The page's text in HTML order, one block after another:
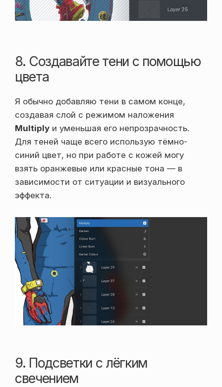
8. Создавайте тени с помощью
цвета
Я обычно добавляю тени в самом конце,
создавая слой с режимом наложения
Multiply и уменьшая его непрозрачность.
Для теней чаще всего использую тёмно-
синий цвет, но при работе с кожей могу
взять оранжевые или красные тона — в
зависимости от ситуации и визуального
эффекта.
9. Подсветки с лёгким
свечением